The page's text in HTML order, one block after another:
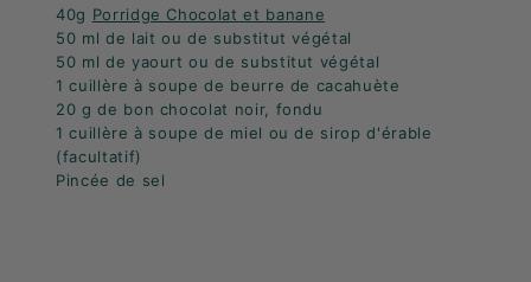
40g Porridge Chocolat et banane
50 ml de lait ou de substitut végétal
50 ml de yaourt ou de substitut végétal
1 cuillère à soupe de beurre de cacahuète
20 g de bon chocolat noir, fondu
1 cuillère à soupe de miel ou de sirop d'érable
(facultatif)
Pincée de sel